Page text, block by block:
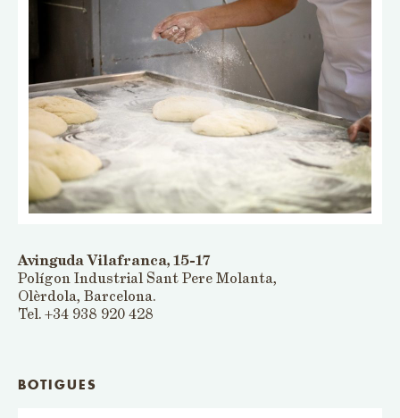
Avinguda Vilafranca, 15-17
Polígon Industrial Sant Pere Molanta,
Olèrdola, Barcelona.
Tel. +34 938 920 428
BOTIGUES